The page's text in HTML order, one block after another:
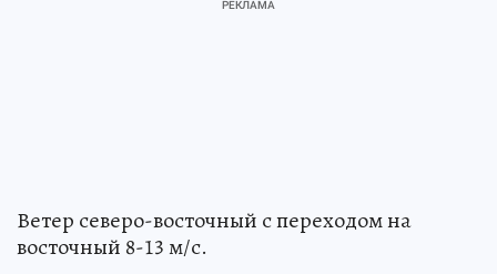
Ветер северо-восточный с переходом на
восточный 8-13 м/с.